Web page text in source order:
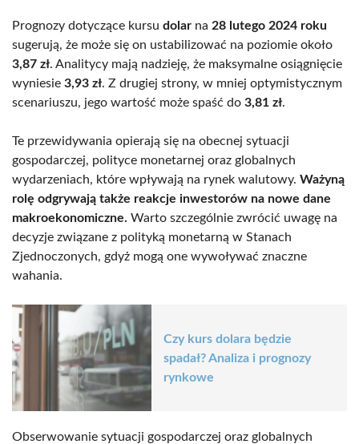
Prognozy dotyczące kursu dolar na 28 lutego 2024 roku
sugerują, że może się on ustabilizować na poziomie około
3,87 zł. Analitycy mają nadzieję, że maksymalne osiągnięcie
wyniesie 3,93 zł. Z drugiej strony, w mniej optymistycznym
scenariuszu, jego wartość może spaść do 3,81 zł.
Te przewidywania opierają się na obecnej sytuacji
gospodarczej, polityce monetarnej oraz globalnych
wydarzeniach, które wpływają na rynek walutowy. Ważyną
rolę odgrywają także reakcje inwestorów na nowe dane
makroekonomiczne. Warto szczególnie zwrócić uwagę na
decyzje związane z polityką monetarną w Stanach
Zjednoczonych, gdyż mogą one wywoływać znaczne
wahania.
Czy kurs dolara będzie
spadał? Analiza i prognozy
rynkowe
Obserwowanie sytuacji gospodarczej oraz globalnych